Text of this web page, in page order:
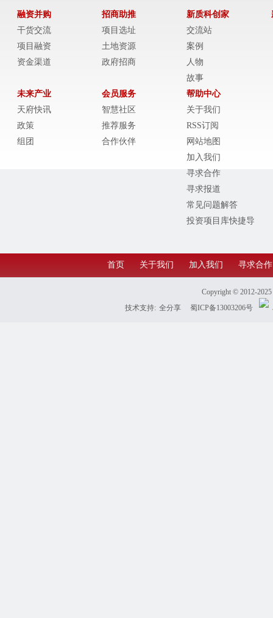
融资并购
干货交流
项目融资
资金渠道
招商助推
项目选址
土地资源
政府招商
新质科创家
交流站
案例
人物
故事
未来产业
天府快讯
政策
组团
会员服务
智慧社区
推荐服务
合作伙伴
帮助中心
关于我们
RSS订阅
网站地图
加入我们
寻求合作
寻求报道
常见问题解答
投资项目库快捷导
首页 关于我们 加入我们 寻求合作
Copyright © 2012-2025
技术支持: 全分享 蜀ICP备13003206号